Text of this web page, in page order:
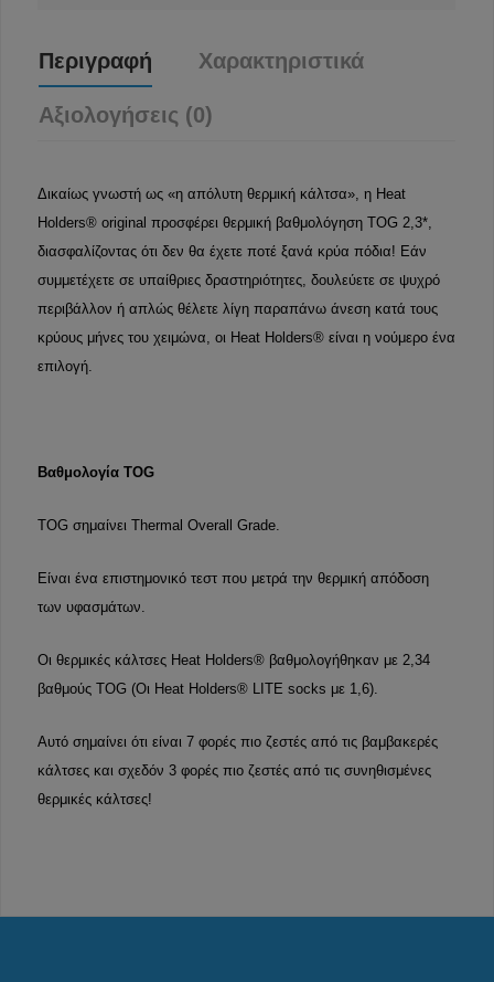
Περιγραφή Χαρακτηριστικά
Αξιολογήσεις (0)
Δικαίως γνωστή ως «η απόλυτη θερμική κάλτσα», η Heat
Holders® original προσφέρει θερμική βαθμολόγηση TOG 2,3*,
διασφαλίζοντας ότι δεν θα έχετε ποτέ ξανά κρύα πόδια! Εάν
συμμετέχετε σε υπαίθριες δραστηριότητες, δουλεύετε σε ψυχρό
περιβάλλον ή απλώς θέλετε λίγη παραπάνω άνεση κατά τους
κρύους μήνες του χειμώνα, οι Heat Holders® είναι η νούμερο ένα
επιλογή.
Βαθμολογία TOG
TOG σημαίνει Thermal Overall Grade.
Είναι ένα επιστημονικό τεστ που μετρά την θερμική απόδοση
των υφασμάτων.
Οι θερμικές κάλτσες Heat Holders® βαθμολογήθηκαν με 2,34
βαθμούς TOG (Οι Heat Holders® LITE socks με 1,6).
Αυτό σημαίνει ότι είναι 7 φορές πιο ζεστές από τις βαμβακερές
κάλτσες και σχεδόν 3 φορές πιο ζεστές από τις συνηθισμένες
θερμικές κάλτσες!